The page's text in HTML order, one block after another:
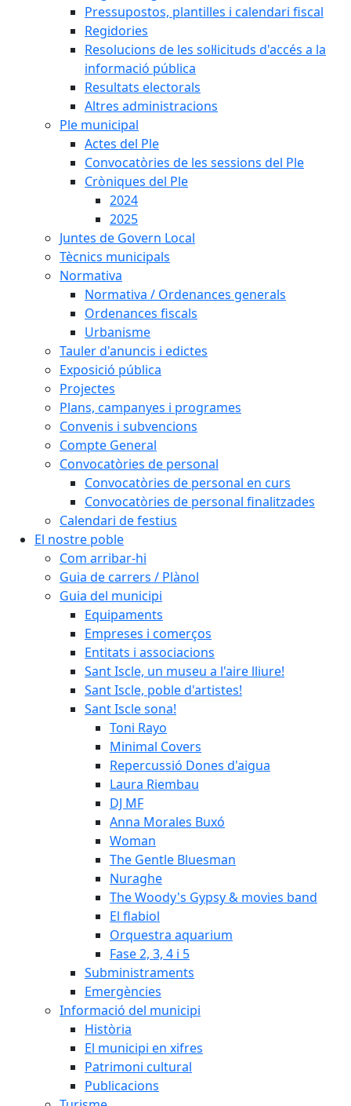
Pressupostos, plantilles i calendari fiscal
Regidories
Resolucions de les sol·licituds d'accés a la
informació pública
Resultats electorals
Altres administracions
Ple municipal
Actes del Ple
Convocatòries de les sessions del Ple
Cròniques del Ple
2024
2025
Juntes de Govern Local
Tècnics municipals
Normativa
Normativa / Ordenances generals
Ordenances fiscals
Urbanisme
Tauler d'anuncis i edictes
Exposició pública
Projectes
Plans, campanyes i programes
Convenis i subvencions
Compte General
Convocatòries de personal
Convocatòries de personal en curs
Convocatòries de personal finalitzades
Calendari de festius
El nostre poble
Com arribar-hi
Guia de carrers / Plànol
Guia del municipi
Equipaments
Empreses i comerços
Entitats i associacions
Sant Iscle, un museu a l'aire lliure!
Sant Iscle, poble d'artistes!
Sant Iscle sona!
Toni Rayo
Minimal Covers
Repercussió Dones d'aigua
Laura Riembau
DJ MF
Anna Morales Buxó
Woman
The Gentle Bluesman
Nuraghe
The Woody's Gypsy & movies band
El flabiol
Orquestra aquarium
Fase 2, 3, 4 i 5
Subministraments
Emergències
Informació del municipi
Història
El municipi en xifres
Patrimoni cultural
Publicacions